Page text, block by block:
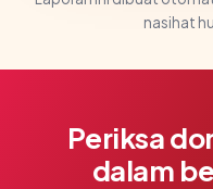
nasihat
Periksa
dalam